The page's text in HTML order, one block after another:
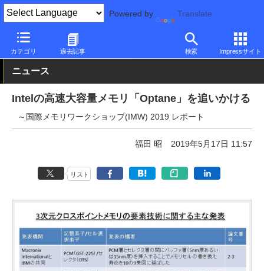
Powered by Translate
カテゴリ 過去記事 検索 Impressサイト
PC Watch 市場 技術
ニュース
Intelの高速大容量メモリ「Optane」を追いかける
～国際メモリワークショップ(IMW) 2019 レポート
福田 昭 2019年5月17日 11:57
リスト